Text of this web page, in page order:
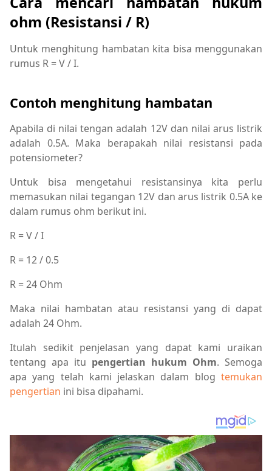
ohm (Resistansi / R)
Untuk menghitung hambatan kita bisa menggunakan
rumus R = V / I.
Contoh menghitung hambatan
Apabila di nilai tengan adalah 12V dan nilai arus listrik
adalah 0.5A. Maka berapakah nilai resistansi pada
potensiometer?
Untuk bisa mengetahui resistansinya kita perlu
memasukan nilai tegangan 12V dan arus listrik 0.5A ke
dalam rumus ohm berikut ini.
R = V / I
R = 12 / 0.5
R = 24 Ohm
Maka nilai hambatan atau resistansi yang di dapat
adalah 24 Ohm.
Itulah sedikit penjelasan yang dapat kami uraikan
tentang apa itu pengertian hukum Ohm. Semoga
apa yang telah kami jelaskan dalam blog temukan
pengertian ini bisa dipahami.